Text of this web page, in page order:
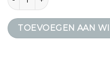
TOEVOEGEN AAN